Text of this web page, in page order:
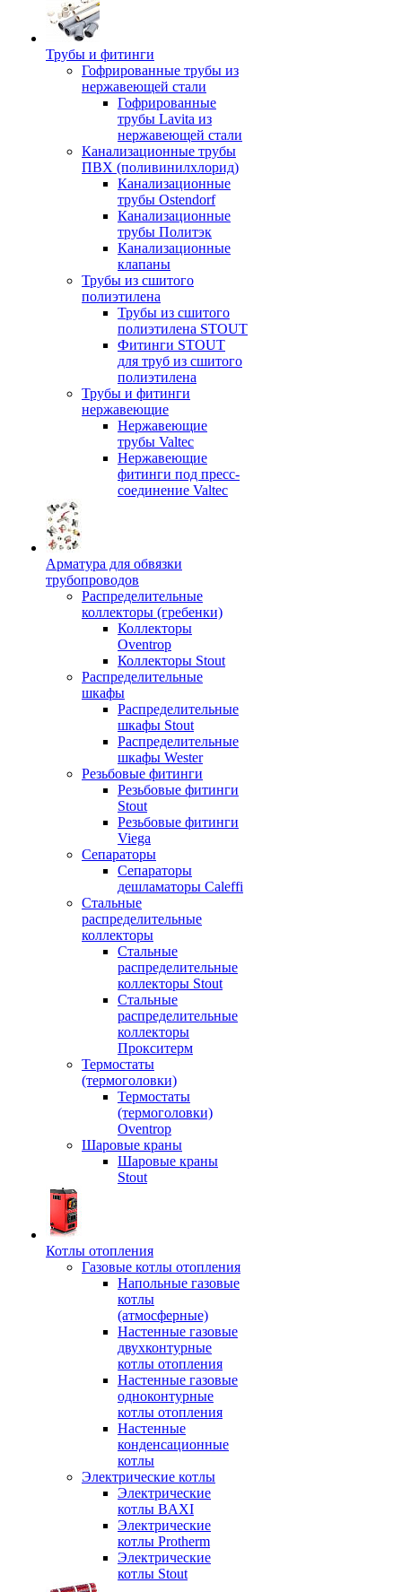
Трубы и фитинги
Гофрированные трубы из
нержавеющей стали
Гофрированные
трубы Lavita из
нержавеющей стали
Канализационные трубы
ПВХ (поливинилхлорид)
Канализационные
трубы Ostendorf
Канализационные
трубы Политэк
Канализационные
клапаны
Трубы из сшитого
полиэтилена
Трубы из сшитого
полиэтилена STOUT
Фитинги STOUT
для труб из сшитого
полиэтилена
Трубы и фитинги
нержавеющие
Нержавеющие
трубы Valtec
Нержавеющие
фитинги под пресс-
соединение Valtec
Арматура для обвязки
трубопроводов
Распределительные
коллекторы (гребенки)
Коллекторы
Oventrop
Коллекторы Stout
Распределительные
шкафы
Распределительные
шкафы Stout
Распределительные
шкафы Wester
Резьбовые фитинги
Резьбовые фитинги
Stout
Резьбовые фитинги
Viega
Сепараторы
Сепараторы
дешламаторы Caleffi
Стальные
распределительные
коллекторы
Стальные
распределительные
коллекторы Stout
Стальные
распределительные
коллекторы
Прокситерм
Термостаты
(термоголовки)
Термостаты
(термоголовки)
Oventrop
Шаровые краны
Шаровые краны
Stout
Котлы отопления
Газовые котлы отопления
Напольные газовые
котлы
(атмосферные)
Настенные газовые
двухконтурные
котлы отопления
Настенные газовые
одноконтурные
котлы отопления
Настенные
конденсационные
котлы
Электрические котлы
Электрические
котлы BAXI
Электрические
котлы Protherm
Электрические
котлы Stout